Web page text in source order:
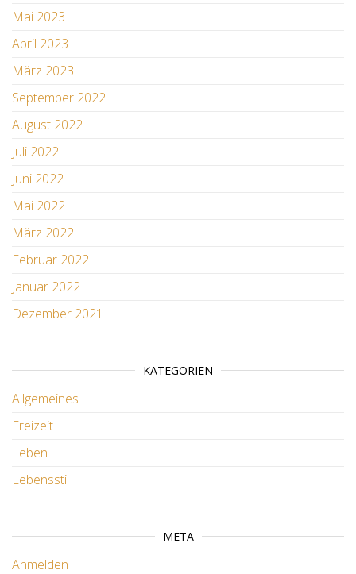
Mai 2023
April 2023
März 2023
September 2022
August 2022
Juli 2022
Juni 2022
Mai 2022
März 2022
Februar 2022
Januar 2022
Dezember 2021
KATEGORIEN
Allgemeines
Freizeit
Leben
Lebensstil
META
Anmelden